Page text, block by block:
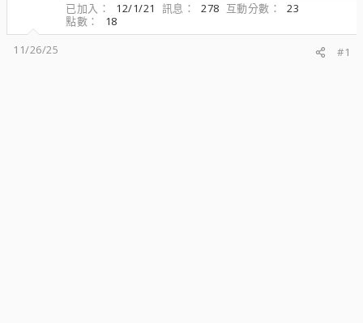
已加入
12/1/21 訊息 278 互動分數
23
點數
18
11/26/25
#1